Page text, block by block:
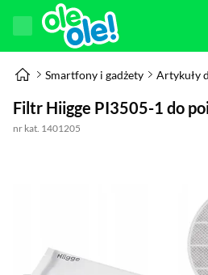
Smartfony i gadżety Artykuły
Filtr Hiigge PI3505-1 do
nr kat. 1401205